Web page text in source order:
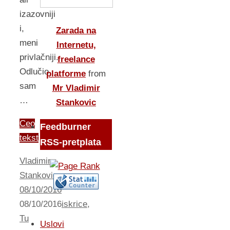
izazovniji
i,
meni
privlačniji.
Odlučio
sam
…
Ceo
tekst
Vladimir
Stankovic
08/10/2016
08/10/2016iskrice,
Tu
Zarada na
Internetu,
freelance
platforme from
Mr Vladimir
Stankovic
Feedburner
RSS-pretplata
Uslovi